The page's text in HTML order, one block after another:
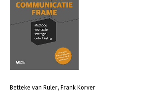
Betteke van Ruler, Frank Körver